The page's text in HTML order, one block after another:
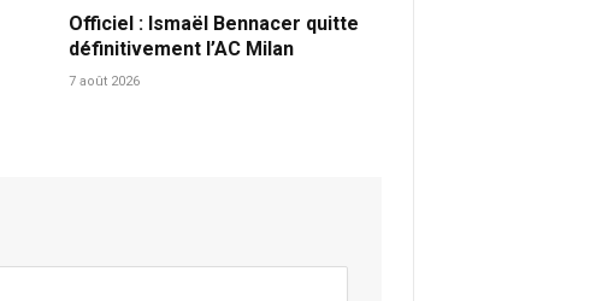
Officiel : Ismaël Bennacer quitte
définitivement l’AC Milan
7 août 2026